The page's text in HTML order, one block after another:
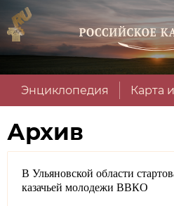
Энциклопедия Карта
Архив
В Ульяновской области
казачьей молодежи ВВКО